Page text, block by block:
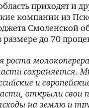
приходят и
компании из
Смоленской
размере до 70
роста
сохраняется.
и
открыли свои
на землю и